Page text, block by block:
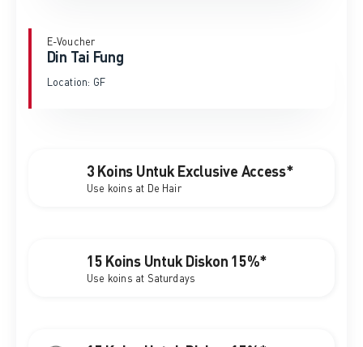
E-Voucher
Din Tai Fung
Location: GF
3 Koins Untuk Exclusive Access*
Use koins at De Hair
15 Koins Untuk Diskon 15%*
Use koins at Saturdays